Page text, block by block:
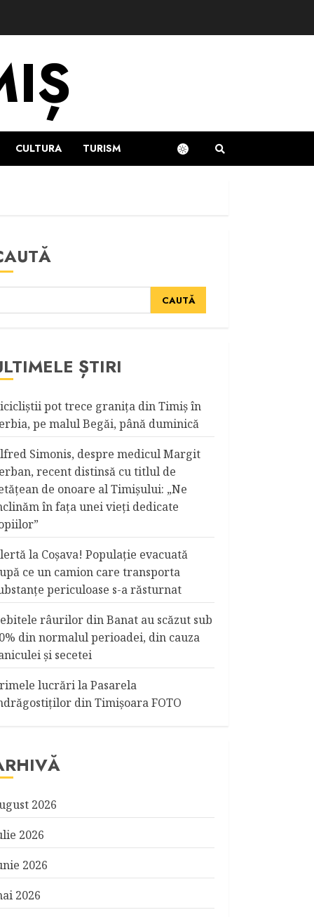
CULTURA TURISM
CAUTĂ
ȘTIRI
pot trece graniţa din Timiş în
pe malul Begăi, până duminică
Simonis, despre medicul Margit
recent distinsă cu titlul de
de onoare al Timişului: „Ne
în fața unei vieți dedicate
la Coşava! Populaţie evacuată
ce un camion care transporta
periculoase s-a răsturnat
râurilor din Banat au scăzut sub
din normalul perioadei, din cauza
şi secetei
lucrări la Pasarela
din Timişoara FOTO
2026
2026
2026
2026